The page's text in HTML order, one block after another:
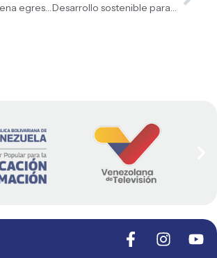
ALBA-TCP condena egresión al buque Carmen Rosa Desarrollo sostenible para la felicidad de Venezuela